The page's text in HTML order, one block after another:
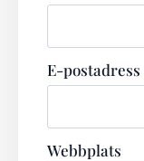
E-postadress
Webbplats